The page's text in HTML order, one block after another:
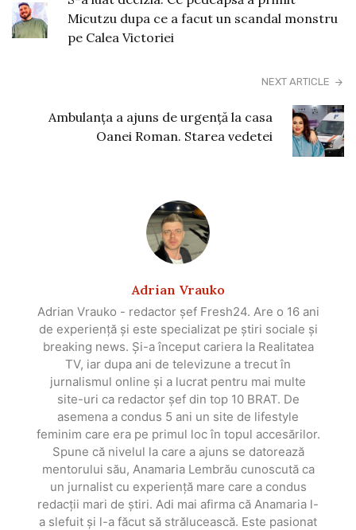
Micutzu dupa ce a facut un scandal monstru
pe Calea Victoriei
NEXT ARTICLE
Ambulanța a ajuns de urgență la casa
Oanei Roman. Starea vedetei
Adrian Vrauko
Adrian Vrauko - redactor șef Fresh24. Are o 16 ani
de experiență și este specializat pe știri sociale și
breaking news. Și-a început cariera la Realitatea
TV, iar dupa ani de televizune a trecut în
jurnalismul online și a lucrat pentru mai multe
site-uri ca redactor șef din top 10 BRAT. De
asemena a condus 5 ani un site de lifestyle
feminim care era pe primul loc în topul accesărilor.
Spune că nivelul la care a ajuns se datorează
mentorului său, Anamaria Lembrău cunoscută ca
un jurnalist cu experiență mare care a condus
redacții mari de știri. Adi mai afirma că Anamaria l-
a slefuit și l-a făcut să strălucească. Este pasionat